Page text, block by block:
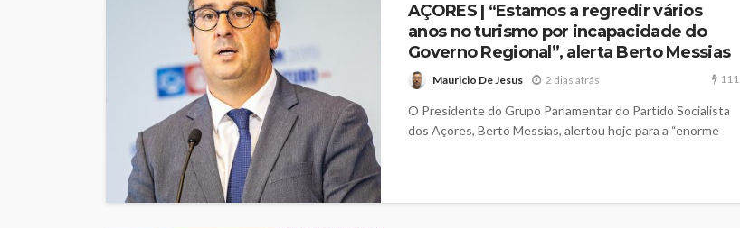
AÇORES | “Estamos a regredir vários
anos no turismo por incapacidade do
Governo Regional”, alerta Berto Messias
Mauricio De Jesus 2 dias atrás 111
O Presidente do Grupo Parlamentar do Partido Socialista
dos Açores, Berto Messias, alertou hoje para a “enorme